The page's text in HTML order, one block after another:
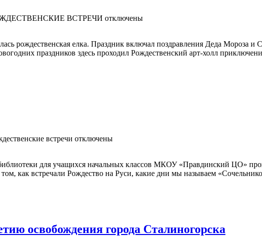
ВСТРЕЧИ отключены
елка. Праздник включал поздравления Деда Мороза и
праздников здесь проходил Рождественский арт-холл
встречи отключены
для учащихся начальных классов МКОУ «Правдинский ЦО»
том, как встречали Рождество на Руси, какие дни мы называем
освобождения города Сталиногорска